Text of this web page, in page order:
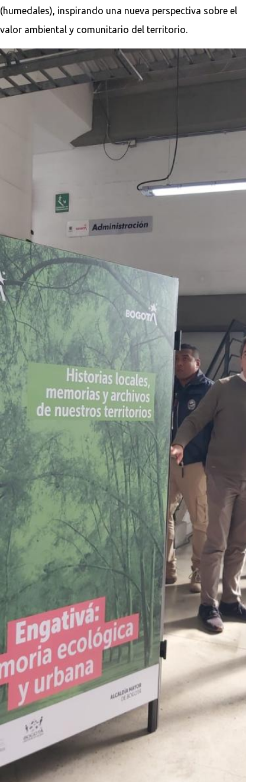
(humedales), inspirando una nueva perspectiva sobre el
valor ambiental y comunitario del territorio.